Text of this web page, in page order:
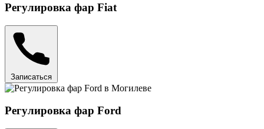
Регулировка фар Fiat
Записаться
Регулировка фар Ford